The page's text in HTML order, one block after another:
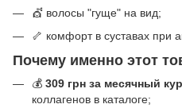
💇 волосы "гуще" на вид;
🦴 комфорт в суставах при
Почему именно этот
💰 309 грн за месячный
коллагенов в каталоге;